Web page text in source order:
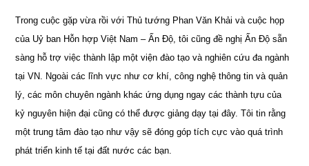
Trong cuộc gặp vừa rồi với Thủ tướng Phan Văn Khải và cuộc họp
của Uỷ ban Hỗn hợp Việt Nam – Ấn Độ, tôi cũng đề nghị Ấn Độ sẵn
sàng hỗ trợ việc thành lập một viện đào tạo và nghiên cứu đa ngành
tại VN. Ngoài các lĩnh vực như cơ khí, công nghệ thông tin và quản
lý, các môn chuyên ngành khác ứng dụng ngay các thành tựu của
kỷ nguyên hiện đại cũng có thể được giảng dạy tại đây. Tôi tin rằng
một trung tâm đào tạo như vậy sẽ đóng góp tích cực vào quá trình
phát triển kinh tế tại đất nước các bạn.